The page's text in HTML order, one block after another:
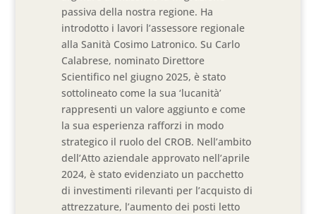
passiva della nostra regione. Ha
introdotto i lavori l’assessore regionale
alla Sanità Cosimo Latronico. Su Carlo
Calabrese, nominato Direttore
Scientifico nel giugno 2025, è stato
sottolineato come la sua ‘lucanità’
rappresenti un valore aggiunto e come
la sua esperienza rafforzi in modo
strategico il ruolo del CROB. Nell’ambito
dell’Atto aziendale approvato nell’aprile
2024, è stato evidenziato un pacchetto
di investimenti rilevanti per l’acquisto di
attrezzature, l’aumento dei posti letto